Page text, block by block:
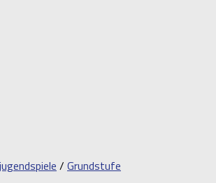
/ Grundstufe